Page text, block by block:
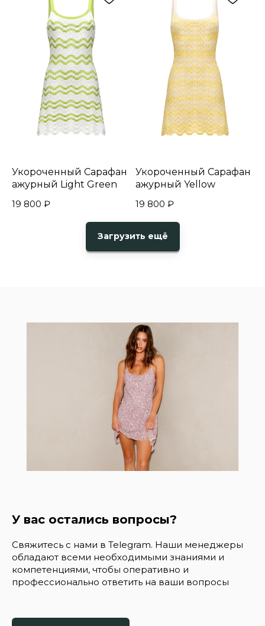
Укороченный Сарафан
ажурный Light Green
19 800 ₽
Укороченный Сарафан
ажурный Yellow
19 800 ₽
Загрузить ещё
У вас остались вопросы?
Свяжитесь с нами в Telegram. Наши менеджеры
обладают всеми необходимыми знаниями и
компетенциями, чтобы оперативно и
профессионально ответить на ваши вопросы